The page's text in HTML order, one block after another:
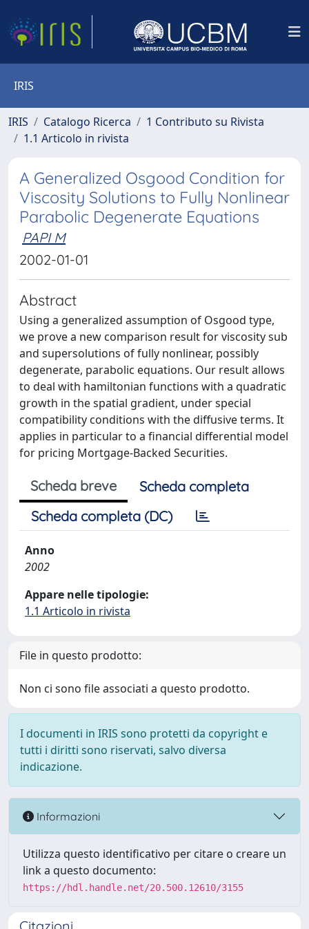
IRIS
IRIS Catalogo Ricerca
1 Contributo su Rivista
1.1 Articolo in rivista
A Generalized Osgood Condition for
Viscosity Solutions to Fully Nonlinear
Parabolic Degenerate Equations
PAPI M
2002-01-01
Abstract
Using a generalized assumption of Osgood type,
we prove a new comparison result for viscosity sub
and supersolutions of fully nonlinear, possibly
degenerate, parabolic equations. Our result allows
to deal with hamiltonian functions with a quadratic
growth in the spatial gradient, under special
compatibility conditions with the diffusive terms. It
applies in particular to a ﬁnancial diﬀerential model
for pricing Mortgage-Backed Securities.
Scheda breve
Scheda completa
Scheda completa (DC)
Anno
2002
Appare nelle tipologie:
1.1 Articolo in rivista
File in questo prodotto:
Non ci sono file associati a questo prodotto.
I documenti in IRIS sono protetti da copyright e
tutti i diritti sono riservati, salvo diversa
indicazione.
Informazioni
Utilizza questo identificativo per citare o creare un
link a questo documento:
https://hdl.handle.net/20.500.12610/3155